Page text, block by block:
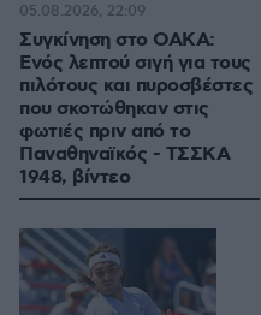
Συγκίνηση στο ΟΑΚΑ:
Ενός λεπτού σιγή για τους
πιλότους και πυροσβέστες
που σκοτώθηκαν στις
φωτιές πριν από το
Παναθηναϊκός - ΤΣΣΚΑ
1948, βίντεο
05.08.2026, 22:09